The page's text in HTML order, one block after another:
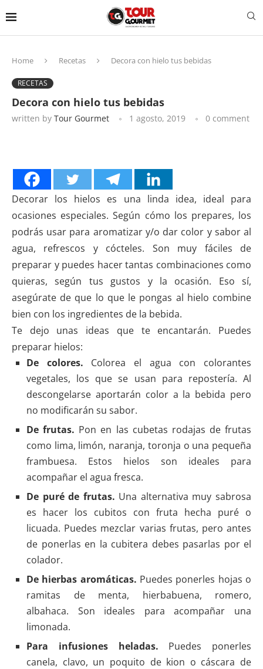
Home Recetas Decora con hielo tus bebidas
RECETAS
Decora con hielo tus bebidas
written by Tour Gourmet 1 agosto, 2019 0 comment
Decorar los hielos es una linda idea, ideal para
ocasiones especiales. Según cómo los prepares, los
podrás usar para aromatizar y/o dar color y sabor al
agua, refrescos y cócteles. Son muy fáciles de
preparar y puedes hacer tantas combinaciones como
quieras, según tus gustos y la ocasión. Eso sí,
asegúrate de que lo que le pongas al hielo combine
bien con los ingredientes de la bebida.
Te dejo unas ideas que te encantarán. Puedes
preparar hielos:
De colores. Colorea el agua con colorantes
vegetales, los que se usan para repostería. Al
descongelarse aportarán color a la bebida pero
no modificarán su sabor.
De frutas. Pon en las cubetas rodajas de frutas
como lima, limón, naranja, toronja o una pequeña
frambuesa. Estos hielos son ideales para
acompañar el agua fresca.
De puré de frutas. Una alternativa muy sabrosa
es hacer los cubitos con fruta hecha puré o
licuada. Puedes mezclar varias frutas, pero antes
de ponerlas en la cubitera debes pasarlas por el
colador.
De hierbas aromáticas. Puedes ponerles hojas o
ramitas de menta, hierbabuena, romero,
albahaca. Son ideales para acompañar una
limonada.
Para infusiones heladas. Puedes ponerles
canela, clavo, un poquito de kion o cáscara de